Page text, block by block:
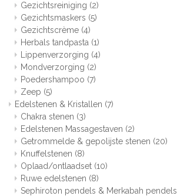
Gezichtsreiniging (2)
Gezichtsmaskers (5)
Gezichtscrème (4)
Herbals tandpasta (1)
Lippenverzorging (4)
Mondverzorging (2)
Poedershampoo (7)
Zeep (5)
Edelstenen & Kristallen (7)
Chakra stenen (3)
Edelstenen Massagestaven (2)
Getrommelde & gepolijste stenen (20)
Knuffelstenen (8)
Oplaad/ontlaadset (10)
Ruwe edelstenen (8)
Sephiroton pendels & Merkabah pendels